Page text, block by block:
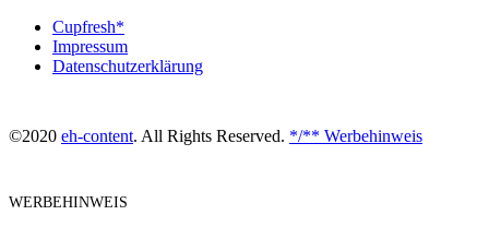
Cupfresh*
Impressum
Datenschutzerklärung
©2020 eh-content. All Rights Reserved. */** Werbehinweis
WERBEHINWEIS